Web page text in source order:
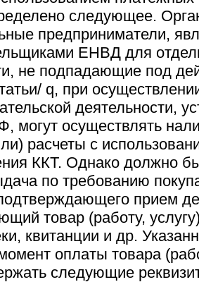
следующее.
предприниматели,
ЕНВД для
не подпадающие под
q, при
деятельности,
могут осуществлять
расчеты с
ККТ. Однако должно
по требованию
прием
товар (работу,
квитанции и др.
оплаты товара
следующие